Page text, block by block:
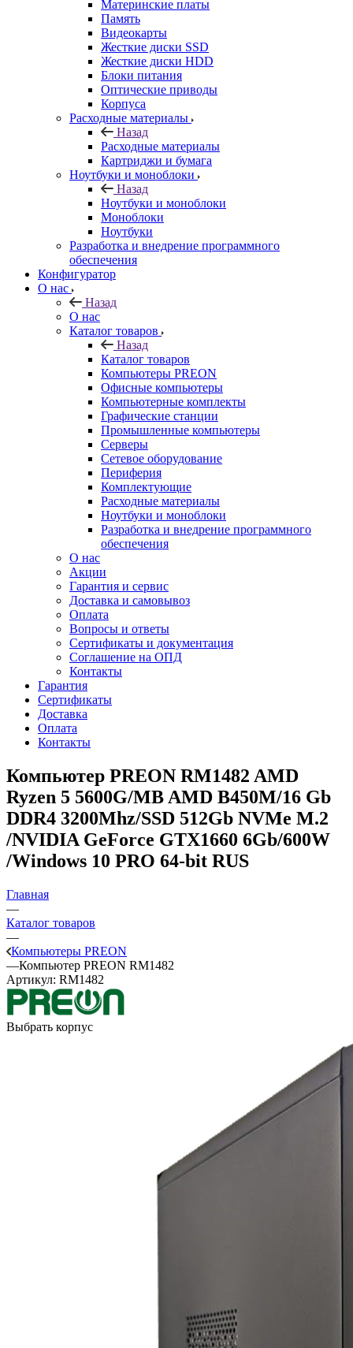
Материнские платы
Память
Видеокарты
Жесткие диски SSD
Жесткие диски HDD
Блоки питания
Оптические приводы
Корпуса
Расходные материалы
Назад
Расходные материалы
Картриджи и бумага
Ноутбуки и моноблоки
Назад
Ноутбуки и моноблоки
Моноблоки
Ноутбуки
Разработка и внедрение программного
обеспечения
Конфигуратор
О нас
Назад
О нас
Каталог товаров
Назад
Каталог товаров
Компьютеры PREON
Офисные компьютеры
Компьютерные комплекты
Графические станции
Промышленные компьютеры
Серверы
Сетевое оборудование
Периферия
Комплектующие
Расходные материалы
Ноутбуки и моноблоки
Разработка и внедрение программного
обеспечения
О нас
Акции
Гарантия и сервис
Доставка и самовывоз
Оплата
Вопросы и ответы
Сертификаты и документация
Соглашение на ОПД
Контакты
Гарантия
Сертификаты
Доставка
Оплата
Контакты
Компьютер PREON RM1482 AMD
Ryzen 5 5600G/MB AMD B450M/16 Gb
DDR4 3200Mhz/SSD 512Gb NVMe M.2
/NVIDIA GeForce GTX1660 6Gb/600W
/Windows 10 PRO 64-bit RUS
Главная
—
Каталог товаров
—
Компьютеры PREON
—Компьютер PREON RM1482
Артикул: RM1482
Выбрать корпус